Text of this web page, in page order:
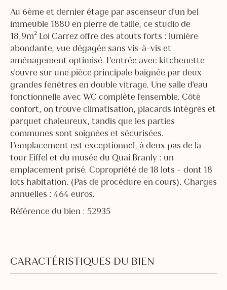
Au 6ème et dernier étage par ascenseur d'un bel
immeuble 1880 en pierre de taille, ce studio de
18,9m² Loi Carrez offre des atouts forts : lumière
abondante, vue dégagée sans vis-à-vis et
aménagement optimisé. L'entrée avec kitchenette
s'ouvre sur une pièce principale baignée par deux
grandes fenêtres en double vitrage. Une salle d'eau
fonctionnelle avec WC complète l'ensemble. Côté
confort, on trouve climatisation, placards intégrés et
parquet chaleureux, tandis que les parties
communes sont soignées et sécurisées.
L'emplacement est exceptionnel, à deux pas de la
tour Eiffel et du musée du Quai Branly : un
emplacement prisé. Copropriété de 18 lots - dont 18
lots habitation. (Pas de procédure en cours). Charges
annuelles : 464 euros.
Référence du bien : 52935
CARACTÉRISTIQUES DU BIEN